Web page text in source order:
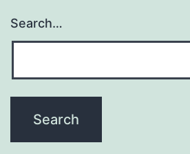
Search…